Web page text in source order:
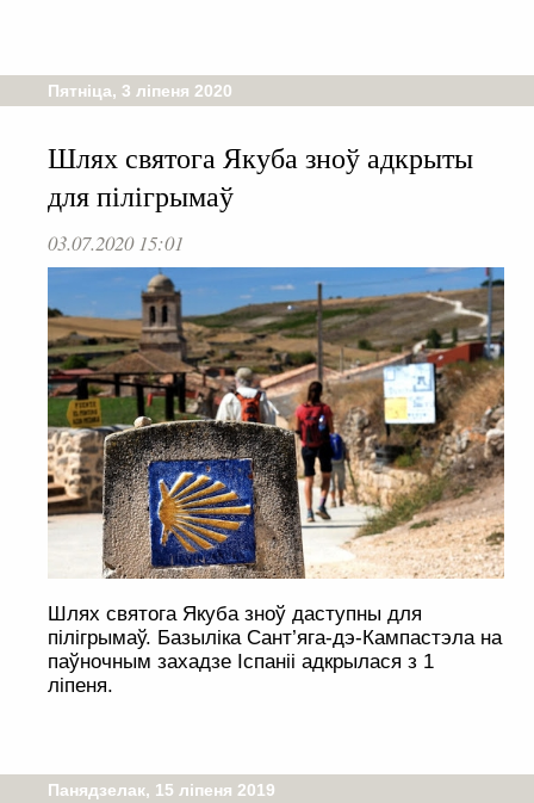
Пятніца, 3 ліпеня 2020
Шлях святога Якуба зноў адкрыты
для пілігрымаў
03.07.2020 15:01
Шлях святога Якуба зноў даступны для
пілігрымаў. Базыліка Сант’яга-дэ-Кампастэла на
паўночным захадзе Іспаніі адкрылася з 1
ліпеня.
Панядзелак, 15 ліпеня 2019